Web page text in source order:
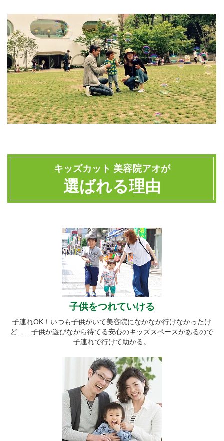
キッズカット 美容院アオが
選ばれる理由
子供をつれていける
子連れOK！いつも子供がいて美容院になかなか行けなかったけ
ど……子供が遊びながら待てる安心のキッズスペースがあるので
子連れで行けて助かる。